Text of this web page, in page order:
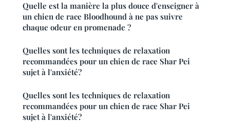
Quelle est la manière la plus douce d'enseigner à
un chien de race Bloodhound à ne pas suivre
chaque odeur en promenade ?
Quelles sont les techniques de relaxation
recommandées pour un chien de race Shar Pei
sujet à l'anxiété?
Quelles sont les techniques de relaxation
recommandées pour un chien de race Shar Pei
sujet à l'anxiété?